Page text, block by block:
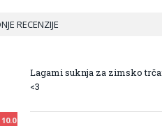
RECENZIJE
Lagami suknja za zimsko
<3
10.0